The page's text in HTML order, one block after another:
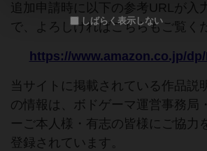
追加申請時に以下の参考URLが入
で、よろしければこちらもご覧く
https://www.amazon.co.jp/
当サイトに掲載されている作品説
の情報は、ボドゲーマ運営事務局
ーご本人様・有志の皆様にご協力
登録されています。
しばらく表示しない